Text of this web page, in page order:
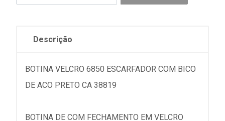
Descrição
BOTINA VELCRO 6850 ESCARFADOR COM BICO
DE ACO PRETO CA 38819
BOTINA DE COM FECHAMENTO EM VELCRO